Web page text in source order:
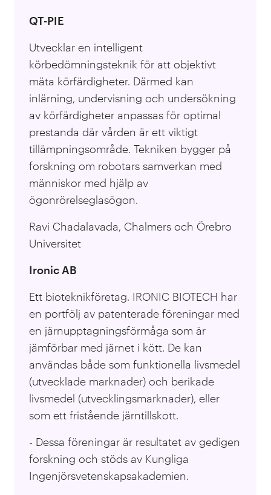
QT-PIE
Utvecklar en intelligent
körbedömningsteknik för att objektivt
mäta körfärdigheter. Därmed kan
inlärning, undervisning och undersökning
av körfärdigheter anpassas för optimal
prestanda där vården är ett viktigt
tillämpningsområde. Tekniken bygger på
forskning om robotars samverkan med
människor med hjälp av
ögonrörelseglasögon.
Ravi Chadalavada, Chalmers och Örebro
Universitet
Ironic AB
Ett bioteknikföretag. IRONIC BIOTECH har
en portfölj av patenterade föreningar med
en järnupptagningsförmåga som är
jämförbar med järnet i kött. De kan
användas både som funktionella livsmedel
(utvecklade marknader) och berikade
livsmedel (utvecklingsmarknader), eller
som ett fristående järntillskott.
- Dessa föreningar är resultatet av gedigen
forskning och stöds av Kungliga
Ingenjörsvetenskapsakademien.